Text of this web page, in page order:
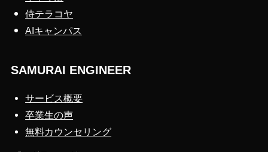
侍テラコヤ
AIキャンパス
SAMURAI ENGINEER
サービス概要
卒業生の声
無料カウンセリング